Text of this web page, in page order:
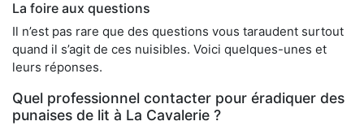
La foire aux questions
Il n’est pas rare que des questions vous taraudent surtout
quand il s’agit de ces nuisibles. Voici quelques-unes et
leurs réponses.
Quel professionnel contacter pour éradiquer des
punaises de lit à La Cavalerie ?